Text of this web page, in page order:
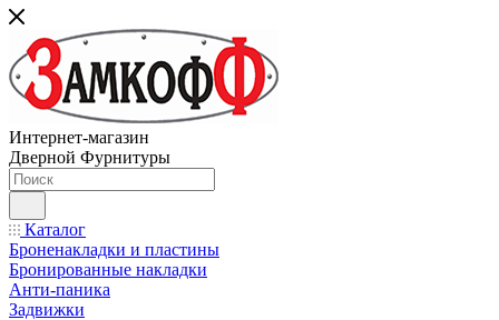
Интернет-магазин
Дверной Фурнитуры
Каталог
Броненакладки и пластины
Бронированные накладки
Анти-паника
Задвижки